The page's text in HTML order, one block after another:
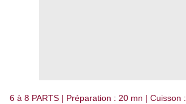
6 à 8 PARTS | Préparation : 20 mn | Cuisson